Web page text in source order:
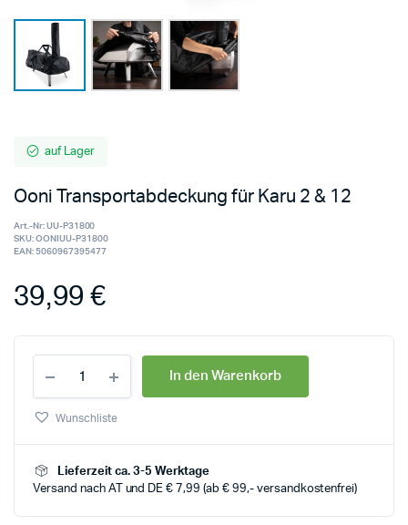
auf Lager
Ooni Transportabdeckung für Karu 2 & 12
Art.-Nr:UU-P31800
SKU: OONIUU-P31800
EAN:5060967395477
39,99€
In den Warenkorb
Wunschliste
Lieferzeit ca. 3-5 Werktage
Versand nach AT und DE € 7,99 (ab € 99,- versandkostenfrei)